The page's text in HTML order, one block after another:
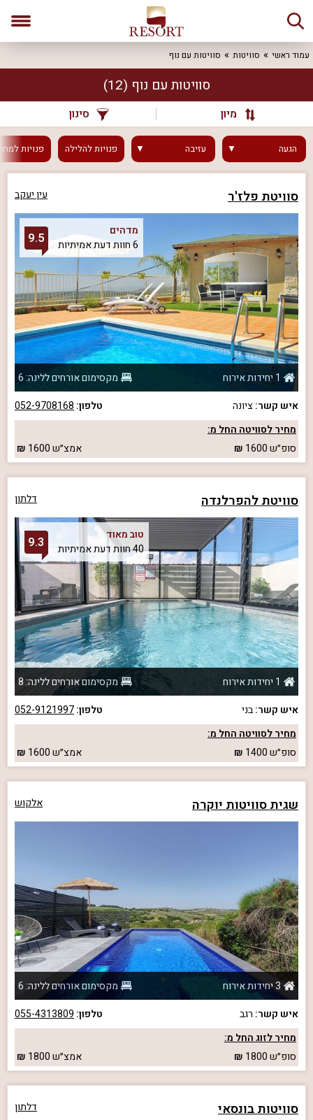
עמוד ראשי סוויטות סוויטות עם נוף
סוויטות עם נוף (12)
מיון סינון
הגעה עזיבה פנויותלהלילה פנויות
סוויטת פלז'ר עין יעקב
מדהים
6 חוות דעת אמיתיות
9.5
1 יחידות אירוח
מקסימום אורחים ללינה: 6
איש קשר:ציונה טלפון: 052-9708168
מחיר לסוויטה החל מ:
סופ״ש1600 אמצ״ש1600
סוויטת להפרלנדה דלתון
טוב מאוד
40 חוות דעת אמיתיות
9.3
1 יחידות אירוח
מקסימום אורחים ללינה: 8
איש קשר:בני טלפון:052-9121997
מחיר לסוויטה החל מ:
סופ״ש1400 אמצ״ש1600
שגית סוויטות יוקרה אלקוש
3 יחידות אירוח
מקסימום אורחים ללינה: 6
איש קשר: רגב טלפון: 055-4313809
מחיר לזוג החל מ:
סופ״ש1800 אמצ״ש1800
סוויטות בונסאי דלתון